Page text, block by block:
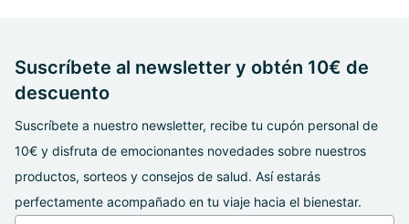
Suscríbete al newsletter y obtén 10€ de
descuento
Suscríbete a nuestro newsletter, recibe tu cupón personal de
10€ y disfruta de emocionantes novedades sobre nuestros
productos, sorteos y consejos de salud. Así estarás
perfectamente acompañado en tu viaje hacia el bienestar.